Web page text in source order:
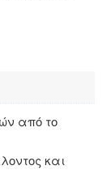
από το
και